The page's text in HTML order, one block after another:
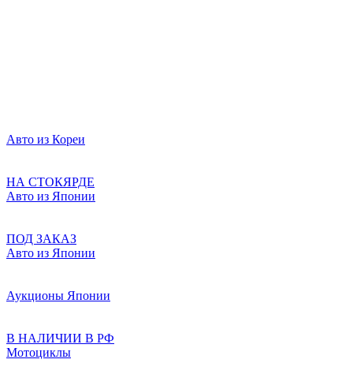
Авто из Кореи
НА СТОКЯРДЕ
Авто из Японии
ПОД ЗАКАЗ
Авто из Японии
Аукционы Японии
В НАЛИЧИИ В РФ
Мотоциклы